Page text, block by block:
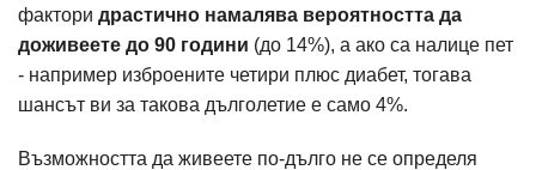
фактори драстично намалява вероятността да
доживеете до 90 години (до 14%), а ако са налице пет
- например изброените четири плюс диабет, тогава
шансът ви за такова дълголетие е само 4%.
Възможността да живеете по-дълго не се определя